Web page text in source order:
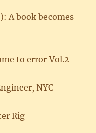
A book becomes
to error Vol.2
NYC
Rig